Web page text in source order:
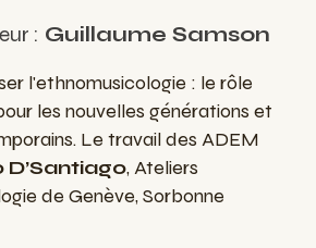
: Guillaume Samson
l'ethnomusicologie : le rôle
les nouvelles générations et
Le travail des ADEM
D’Santiago, Ateliers
de Genève, Sorbonne